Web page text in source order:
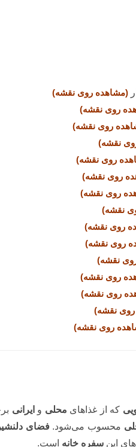
(مشاهده روی نقشه)
روی نقشه)
روی نقشه)
نقشه)
روی نقشه)
روی نقشه)
روی نقشه)
نقشه)
روی نقشه)
روی نقشه)
نقشه)
روی نقشه)
روی نقشه)
نقشه)
روی نقشه)
که از غذاهای محلی و ایرانی
محسوب می‌شود. فضای
این سفره خانه است.